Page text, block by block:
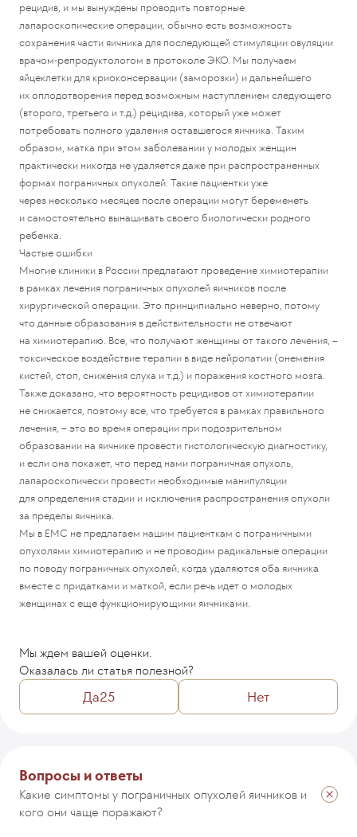
рецидив, и мы вынуждены проводить повторные
лапароскопические операции, обычно есть возможность
сохранения части яичника для последующей стимуляции овуляции
врачом-репродуктологом в протоколе ЭКО. Мы получаем
яйцеклетки для криоконсервации (заморозки) и дальнейшего
их оплодотворения перед возможным наступлением следующего
(второго, третьего и т.д.) рецидива, который уже может
потребовать полного удаления оставшегося яичника. Таким
образом, матка при этом заболевании у молодых женщин
практически никогда не удаляется даже при распространенных
формах пограничных опухолей. Такие пациентки уже
через несколько месяцев после операции могут беременеть
и самостоятельно вынашивать своего биологически родного
ребенка.
Частые ошибки
Многие клиники в России предлагают проведение химиотерапии
в рамках лечения пограничных опухолей яичников после
хирургической операции. Это принципиально неверно, потому
что данные образования в действительности не отвечают
на химиотерапию. Все, что получают женщины от такого лечения, –
токсическое воздействие терапии в виде нейропатии (онемения
кистей, стоп, снижения слуха и т.д.) и поражения костного мозга.
Также доказано, что вероятность рецидивов от химиотерапии
не снижается, поэтому все, что требуется в рамках правильного
лечения, – это во время операции при подозрительном
образовании на яичнике провести гистологическую диагностику,
и если она покажет, что перед нами пограничная опухоль,
лапароскопически провести необходимые манипуляции
для определения стадии и исключения распространения опухоли
за пределы яичника.
Мы в ЕМС не предлагаем нашим пациенткам с пограничными
опухолями химиотерапию и не проводим радикальные операции
по поводу пограничных опухолей, когда удаляются оба яичника
вместе с придатками и маткой, если речь идет о молодых
женщинах с еще функционирующими яичниками.
Мы ждем вашей оценки.
Оказалась ли статья полезной?
Да25 Нет
Вопросы и ответы
Какие симптомы у пограничных опухолей яичников и
кого они чаще поражают?